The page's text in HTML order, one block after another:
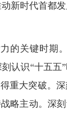
新时代首都
的关键时期
认识“十五五
重大突破。
略主动。深